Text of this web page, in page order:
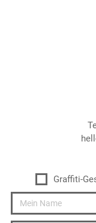
Graffiti-